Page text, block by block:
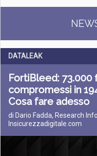
DATALEAK
FortiBleed:
compromessi in
Cosa fare adesso
di Dario Fadda, Research
Insicurezzadigitale.com